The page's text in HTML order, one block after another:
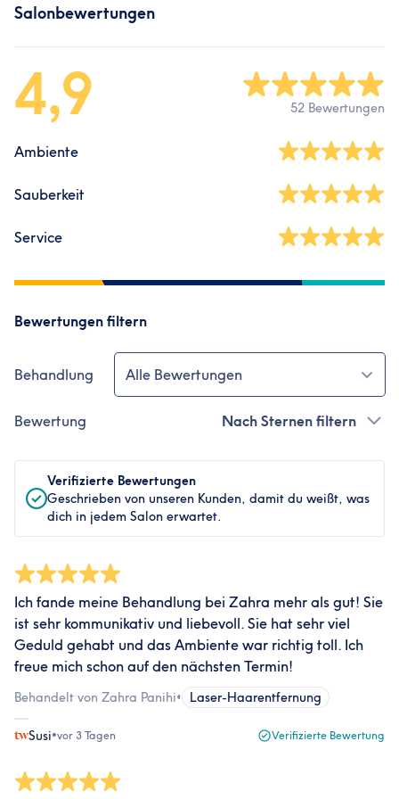
Salonbewertungen
4,9 52 Bewertungen
Ambiente
Sauberkeit
Service
Bewertungen filtern
Behandlung Alle Bewertungen
Bewertung Nach Sternen filtern
Verifizierte Bewertungen
Geschrieben von unseren Kunden, damit du weißt, was
dich in jedem Salon erwartet.
Ich fande meine Behandlung bei Zahra mehr als gut! Sie
ist sehr kommunikativ und liebevoll. Sie hat sehr viel
Geduld gehabt und das Ambiente war richtig toll. Ich
freue mich schon auf den nächsten Termin!
Behandelt von Zahra Panihi• Laser-Haarentfernung
Susi•vor 3 Tagen Verifizierte Bewertung